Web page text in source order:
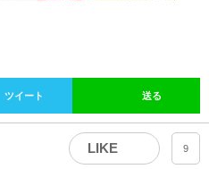
ツイート 送る
LIKE 9